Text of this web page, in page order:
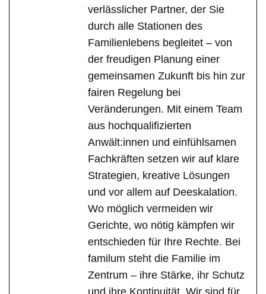
verlässlicher Partner, der Sie
durch alle Stationen des
Familienlebens begleitet – von
der freudigen Planung einer
gemeinsamen Zukunft bis hin zur
fairen Regelung bei
Veränderungen. Mit einem Team
aus hochqualifizierten
Anwält:innen und einfühlsamen
Fachkräften setzen wir auf klare
Strategien, kreative Lösungen
und vor allem auf Deeskalation.
Wo möglich vermeiden wir
Gerichte, wo nötig kämpfen wir
entschieden für Ihre Rechte. Bei
familum steht die Familie im
Zentrum – ihre Stärke, ihr Schutz